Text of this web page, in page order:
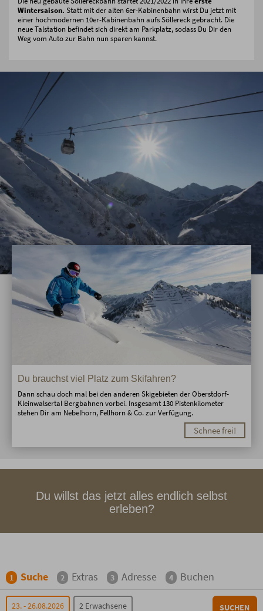
Wintersaison. Statt mit der alten 6er-Kabinenbahn wirst Du jetzt mit
einer hochmodernen 10er-Kabinenbahn aufs Söllereck gebracht. Die
neue Talstation befindet sich direkt am Parkplatz, sodass Du Dir den
Weg vom Auto zur Bahn nun sparen kannst.
Du brauchst viel Platz zum Skifahren?
Dann schau doch mal bei den anderen Skigebieten der Oberstdorf-
Kleinwalsertal Bergbahnen vorbei. Insgesamt 130 Pistenkilometer
stehen Dir am Nebelhorn, Fellhorn & Co. zur Verfügung.
Schnee frei!
Du willst das jetzt alles endlich selbst
erleben?
1 Suche 2 Extras 3 Adresse 4 Buchen
23. - 26.08.2026 2 Erwachsene SUCHEN